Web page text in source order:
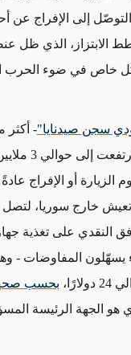
إلى الإفراج عن
الابتزاز، الذي ظل
خاص في ضوء الحرب
سجن صيدنايا"
وعائلة. وقال
أو الإفراج
النقدي على تغذية
المفاوضات -
بحسب
هو الجهة الرئيسة